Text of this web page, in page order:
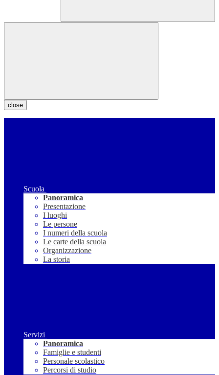
close
Scuola
Panoramica
Presentazione
I luoghi
Le persone
I numeri della scuola
Le carte della scuola
Organizzazione
La storia
Servizi
Panoramica
Famiglie e studenti
Personale scolastico
Percorsi di studio